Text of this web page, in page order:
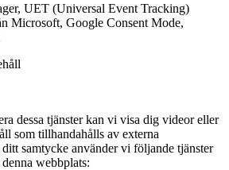
UET (Universal Event Tracking)
Microsoft, Google Consent Mode,
dessa tjänster kan vi visa dig videor eller
som tillhandahålls av externa
samtycke använder vi följande tjänster
webbplats: